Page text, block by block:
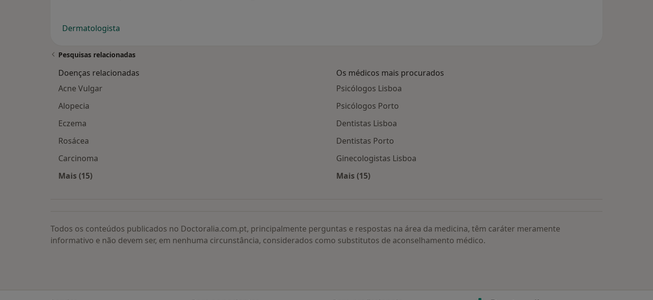
Dermatologista
Pesquisas relacionadas
Doenças relacionadas
Acne Vulgar
Alopecia
Eczema
Rosácea
Carcinoma
Mais (15)
Os médicos mais procurados
Psicólogos Lisboa
Psicólogos Porto
Dentistas Lisboa
Dentistas Porto
Ginecologistas Lisboa
Mais (15)
Todos os conteúdos publicados no Doctoralia.com.pt, principalmente perguntas e respostas na área da medicina, têm caráter meramente
informativo e não devem ser, em nenhuma circunstância, considerados como substitutos de aconselhamento médico.